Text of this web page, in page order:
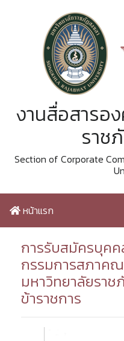
งานสื่อสารอ
ราช
Section of Corporate
หน้าแรก
การรับสมัครบุคค
กรรมการสภาคณ
มหาวิทยาลัยราช
ข้าราชการ